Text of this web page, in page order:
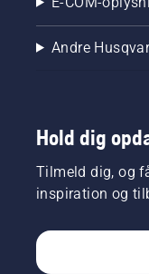
Andre
Hold dig
Tilmeld dig, og
inspiration og